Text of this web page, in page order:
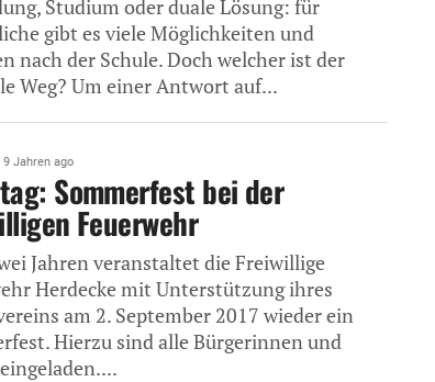
Studium oder duale Lösung: für
gibt es viele Möglichkeiten und
nach der Schule. Doch welcher ist der
Weg? Um einer Antwort auf...
9 Jahren ago
Sommerfest bei der
Feuerwehr
Jahren veranstaltet die Freiwillige
Herdecke mit Unterstützung ihres
am 2. September 2017 wieder ein
Hierzu sind alle Bürgerinnen und